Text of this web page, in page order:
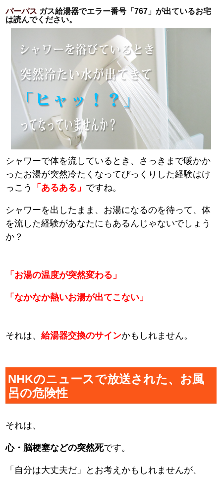
パーパス ガス給湯器でエラー番号「767」が出ているお宅
は読んでください。
シャワーで体を流しているとき、さっきまで暖かか
ったお湯が突然冷たくなってびっくりした経験はけ
っこう
「あるある」 ですね。
シャワーを出したまま、お湯になるのを待って、体
を流した経験があなたにもあるんじゃないでしょう
か？
「お湯の温度が突然変わる」
「なかなか熱いお湯が出てこない」
それは、給湯器交換のサインかもしれません。
NHKのニュースで放送された、お風
呂の危険性
それは、
心・脳梗塞などの突然死です。
「自分は大丈夫だ」とお考えかもしれませんが、